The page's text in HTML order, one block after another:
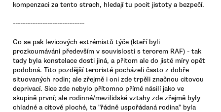
kompenzaci za tento strach, hledají tu pocit jistoty a bezpečí.
-----------------------------
Co se pak levicových extrémistů týče (kteří byli
prozkoumáváni především v souvislosti s terorem RAF) - tak
tady byla konstelace dosti jiná, a přitom ale do jisté míry opět
podobná. Tito pozdější teroristé pocházeli často z dobře
situovaných rodin; ale zřejmě i oni zde trpěli značnou citovou
deprivací. Sice zde nebylo přítomno přímé násilí jako ve
skupině první; ale rodinné/mezilidské vztahy zde zřejmě byly
chladné a citově ploché, ta "řádně uspořádaná rodina" byla